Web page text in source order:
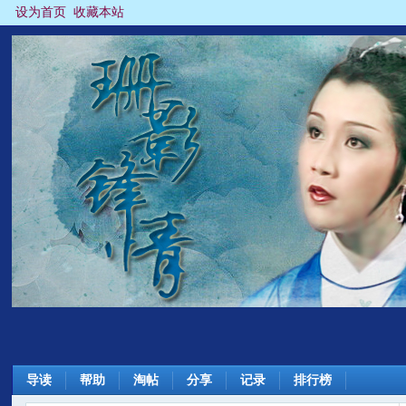
设为首页 收藏本站
导读 帮助 淘帖 分享 记录 排行榜